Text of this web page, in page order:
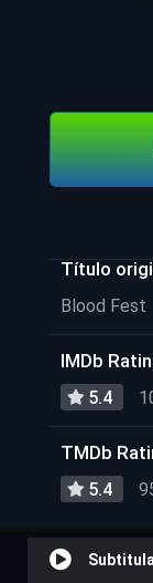
Título
Blood Fest
IMDb
5.4
TMDb
5.4